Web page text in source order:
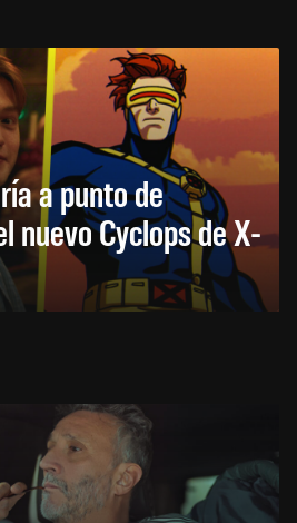
a punto de
nuevo Cyclops de X-